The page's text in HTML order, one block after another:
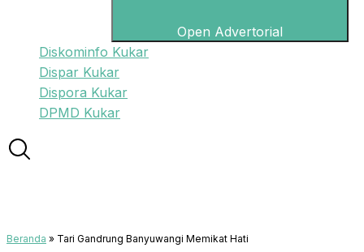
Open Advertorial
Diskominfo Kukar
Dispar Kukar
Dispora Kukar
DPMD Kukar
Beranda » Tari Gandrung Banyuwangi Memikat Hati